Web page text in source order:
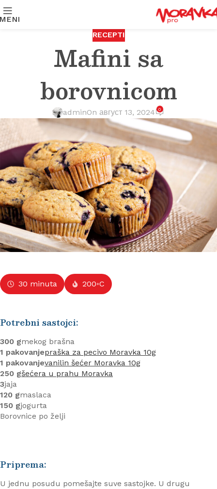
RECEPTI
Mafini sa
borovnicom
adminOn август 13, 2024 0
30 minuta 200◦C
Potrebni sastojci:
300 gmekog brašna
1 pakovanjepraška za pecivo Moravka 10g
1 pakovanjevanilin šećer Moravka 10g
250 gšećera u prahu Moravka
3jaja
120 gmaslaca
150 gjogurta
Borovnice po želji
Priprema:
U jednu posudu pomešajte suve sastojke. U drugu